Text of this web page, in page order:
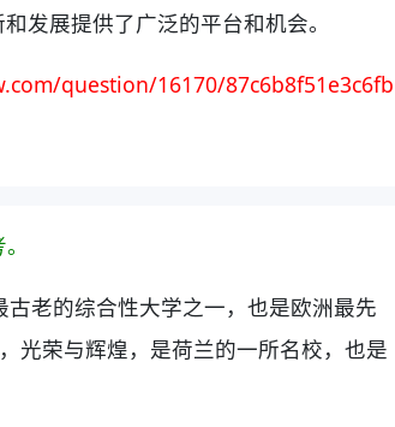
发展提供了广泛的平台和机会。
question/16170/87c6b8f51e3c6fb
老的综合性大学之一，也是欧洲最先
光荣与辉煌，是荷兰的一所名校，也是